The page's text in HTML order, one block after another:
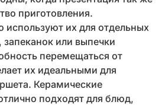
приготовления.
используют их для отдельных
или выпечки
перемещаться от
их идеальными для
Керамические
подходят для блюд,